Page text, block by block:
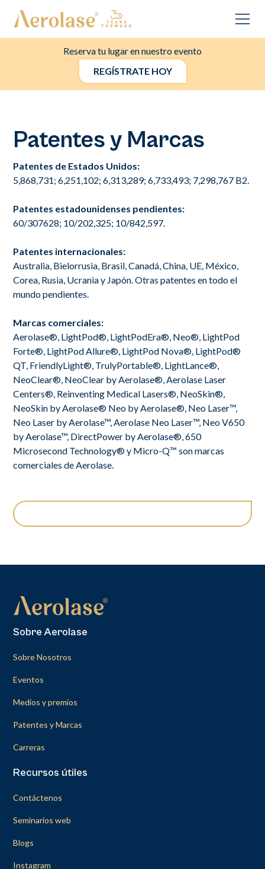
Reserva tu lugar en nuestro evento
REGÍSTRATE HOY
Patentes y Marcas
Patentes de Estados Unidos:
5,868,731; 6,251,102; 6,313,289; 6,733,493; 7,298,767 B2.
Patentes estadounidenses pendientes:
60/307628; 10/202,325; 10/842,597.
Patentes internacionales:
Australia, Bielorrusia, Brasil, Canadá, China, UE, México,
Corea, Rusia, Ucrania y Japón. Otras patentes en todo el
mundo pendientes.
Marcas comerciales:
Aerolase®, LightPod®, LightPodEra®, Neo®, LightPod
Forte®, LightPod Allure®, LightPod Nova®, LightPod®
QT, FriendlyLight®, TrulyPortable®, LightLance®,
NeoClear®, NeoClear by Aerolase®, Aerolase Laser
Centers®, Reinventing Medical Lasers®, NeoSkin®,
NeoSkin by Aerolase® Neo by Aerolase®, Neo Laser™,
Neo Laser by Aerolase™, Aerolase Neo Laser™, Neo V650
by Aerolase™, DirectPower by Aerolase®, 650
Microsecond Technology® y Micro-Q™ son marcas
comerciales de Aerolase.
Sobre Aerolase
Sobre Nosotros
Eventos
Medios y premios
Patentes y Marcas
Carreras
Recursos útiles
Contáctenos
Seminarios web
Blogs
Instagram